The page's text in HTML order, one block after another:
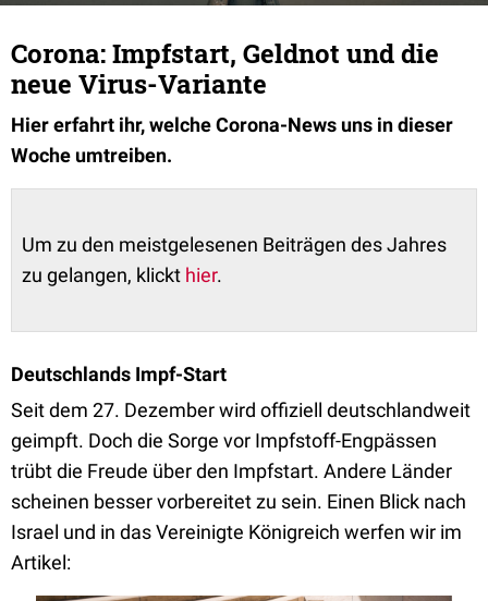
Corona: Impfstart, Geldnot und die
neue Virus-Variante
Hiererfahrt ihr, welche Corona-News uns in dieser
Woche umtreiben.
Um zu den meistgelesenen Beiträgen des Jahres
zu gelangen, klickt hier.
Deutschlands Impf-Start
Seit dem 27. Dezember wird offiziell deutschlandweit
geimpft. Doch die Sorge vor Impfstoff-Engpässen
trübt die Freude über den Impfstart. Andere Länder
scheinen besser vorbereitet zu sein. Einen Blick nach
Israel und in das Vereinigte Königreich werfen wir im
Artikel: